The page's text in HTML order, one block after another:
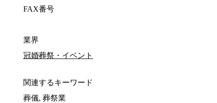
FAX番号
業界
冠婚葬祭・イベント
関連するキーワード
葬儀, 葬祭業